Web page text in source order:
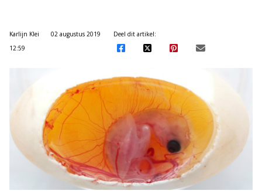
Karlijn Klei
02 augustus 2019
12:59
Deel dit artikel: